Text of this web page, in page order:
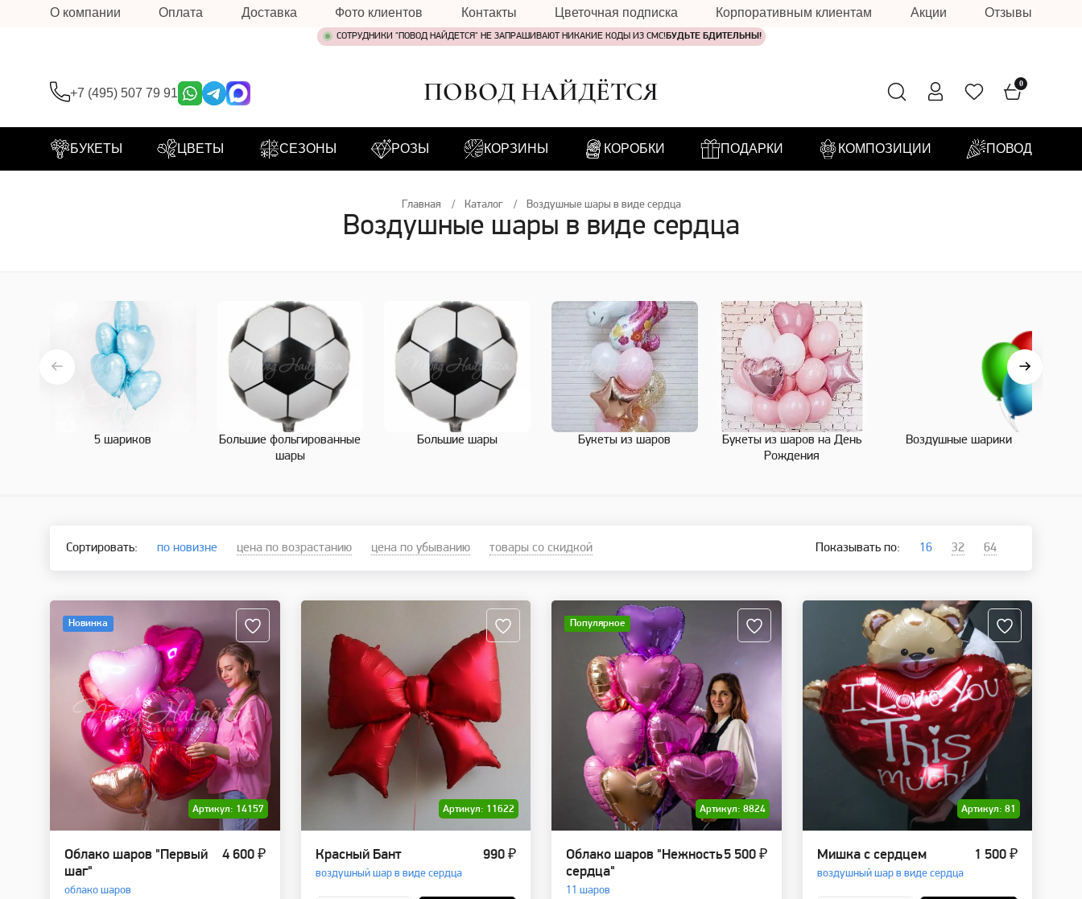
О компании Оплата Доставка Фото клиентов Контакты Цветочная подписка Корпоративным клиентам Акции Отзывы
СОТРУДНИКИ "ПОВОД НАЙДЕТСЯ" НЕ ЗАПРАШИВАЮТ НИКАКИЕ КОДЫ ИЗ СМС! БУДЬТЕ БДИТЕЛЬНЫ!
+7 (495) 507 79 91 ПОВОД НАЙДЁТСЯ 0
БУКЕТЫ ЦВЕТЫ СЕЗОНЫ РОЗЫ КОРЗИНЫ КОРОБКИ ПОДАРКИ КОМПОЗИЦИИ ПОВОД
Главная Каталог Воздушные шары в виде сердца
Воздушные шары в виде сердца
5 шариков
Большие фольгированные
шары
Большие шары Букеты из шаров
Букеты из шаров на День
Рождения
Воздушные шарики
Сортировать: по новизне цена по возрастанию цена по убыванию товары со скидкой Показывать по: 16 32 64
Новинка
Артикул: 14157
Облако шаров "Первый
шаг"
облако шаров
4 600 ₽
Артикул: 11622
Красный Бант
воздушный шар в виде сердца
990 ₽
Популярное
Артикул: 8824
Облако шаров "Нежность
сердца"
11 шаров
5 500 ₽
Артикул: 81
Мишка с сердцем
воздушный шар в виде сердца
1 500 ₽